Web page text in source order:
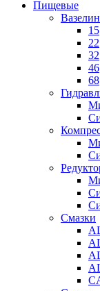
Пищевые
15
22
32
46
68
Смазки